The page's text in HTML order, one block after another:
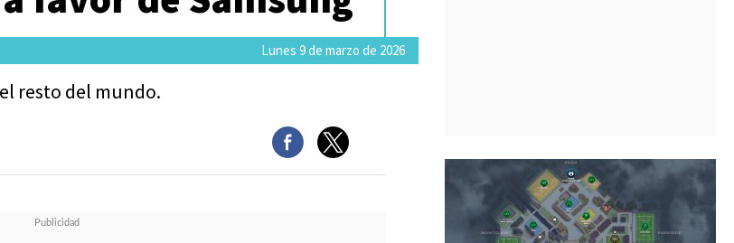
Lunes 9 de marzo de 2026
resto del mundo.